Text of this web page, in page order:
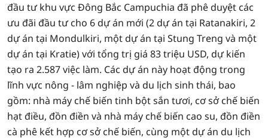
đầu tư khu vực Đông Bắc Campuchia đã phê duyệt các
ưu đãi đầu tư cho 6 dự án mới (2 dự án tại Ratanakiri, 2
dự án tại Mondulkiri, một dự án tại Stung Treng và một
dự án tại Kratie) với tổng trị giá 83 triệu USD, dự kiến
tạo ra 2.587 việc làm. Các dự án này hoạt động trong
lĩnh vực nông - lâm nghiệp và du lịch sinh thái, bao
gồm: nhà máy chế biến tinh bột sắn tươi, cơ sở chế biến
hạt điều, đồn điền và nhà máy chế biến cao su, đồn điền
cà phê kết hợp cơ sở chế biến, cùng một dự án du lịch